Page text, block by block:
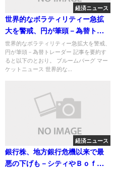
経済ニュース
世界的なボラティリティー急拡
大を警戒、円が筆頭－為替トレ
ーダー
世界的なボラティリティー急拡大を警戒、
円が筆頭－為替トレーダー 記事を要約す
ると以下のとおり。 ブルームバーグ マー
ケットニュース 世界的な...
経済ニュース
銀行株、地方銀行危機以来で最
悪の下げも－シティやＢｏｆＡ